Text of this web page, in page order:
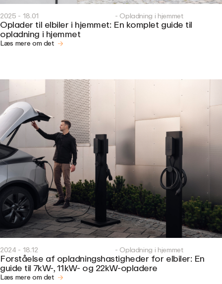
2025 - 18.01 - Opladning i hjemmet
Oplader til elbiler i hjemmet: En komplet guide til
opladning i hjemmet
Læs mere om det
2024 - 18.12 - Opladning i hjemmet
Forståelse af opladningshastigheder for elbiler: En
guide til 7kW-, 11kW- og 22kW-opladere
Læs mere om det